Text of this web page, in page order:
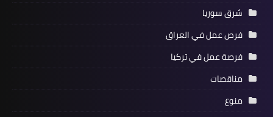
شرق سوريا
فرص عمل في العراق
فرصة عمل في تركيا
مناقصات
منوع